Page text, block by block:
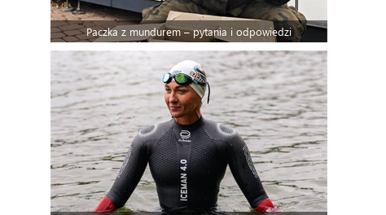
Paczka z mundurem – pytania i odpowiedzi